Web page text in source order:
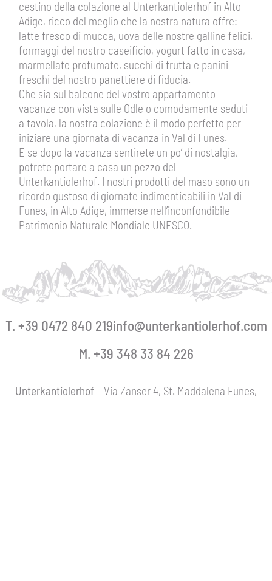
cestino della colazione al Unterkantiolerhof in Alto
Adige, ricco del meglio che la nostra natura offre:
latte fresco di mucca, uova delle nostre galline felici,
formaggi del nostro caseificio, yogurt fatto in casa,
marmellate profumate, succhi di frutta e panini
freschi del nostro panettiere di fiducia.
Che sia sul balcone del vostro appartamento
vacanze con vista sulle Odle o comodamente seduti
a tavola, la nostra colazione è il modo perfetto per
iniziare una giornata di vacanza in Val di Funes.
E se dopo la vacanza sentirete un po’ di nostalgia,
potrete portare a casa un pezzo del
Unterkantiolerhof. I nostri prodotti del maso sono un
ricordo gustoso di giornate indimenticabili in Val di
Funes, in Alto Adige, immerse nell’inconfondibile
Patrimonio Naturale Mondiale UNESCO.
T. +39 0472 840 219info@unterkantiolerhof.com
M. +39 348 33 84 226
Unterkantiolerhof– Via Zanser 4, St. Maddalena Funes,